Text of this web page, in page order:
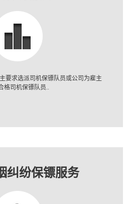
要求选派司机保镖队员或公司为雇主
格司机保镖队员..
纠纷保镖服务